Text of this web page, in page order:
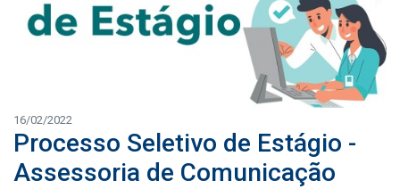
16/02/2022
Processo Seletivo de Estágio -
Assessoria de Comunicação